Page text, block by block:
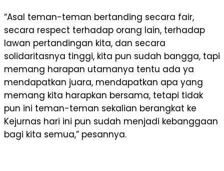
“Asal teman-teman bertanding secara fair,
secara respect terhadap orang lain, terhadap
lawan pertandingan kita, dan secara
solidaritasnya tinggi, kita pun sudah bangga, tapi
memang harapan utamanya tentu ada ya
mendapatkan juara, mendapatkan apa yang
memang kita harapkan bersama, tetapi tidak
pun ini teman-teman sekalian berangkat ke
Kejurnas hari ini pun sudah menjadi kebanggaan
bagi kita semua,” pesannya.